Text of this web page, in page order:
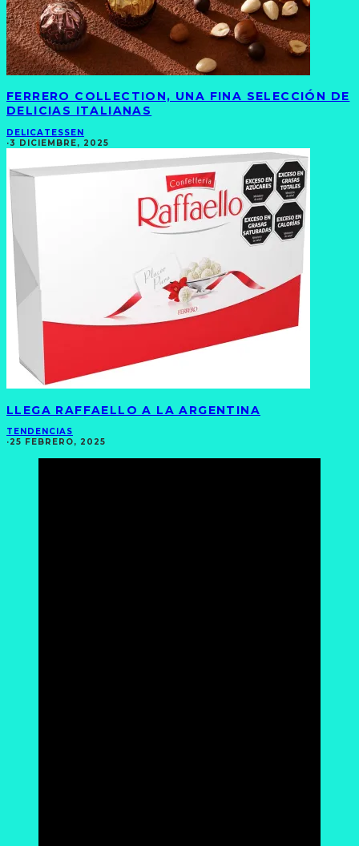
FERRERO COLLECTION, UNA FINA SELECCIÓN DE
DELICIAS ITALIANAS
DELICATESSEN
·3 DICIEMBRE, 2025
LLEGA RAFFAELLO A LA ARGENTINA
TENDENCIAS
·25 FEBRERO, 2025